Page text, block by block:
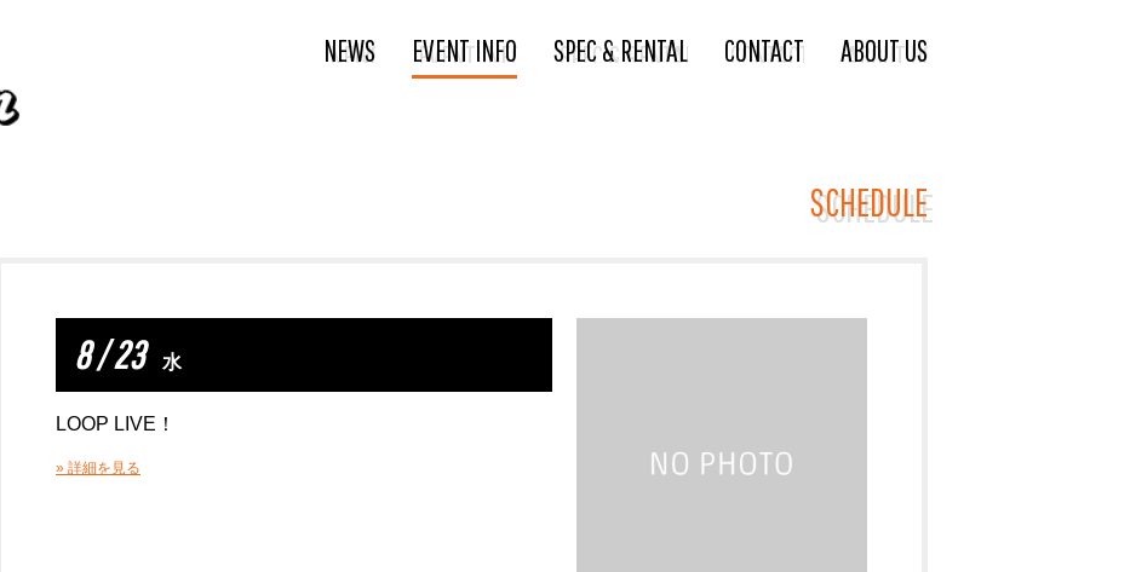
NEWS EVENT INFO SPEC & RENTAL CONTACT ABOUT US
SCHEDULE
8 / 23 水
LOOP LIVE！
» 詳細を見る